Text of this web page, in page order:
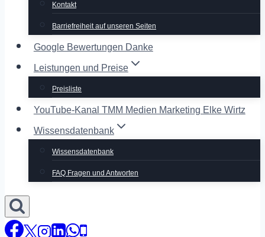
Kontakt
Barriefreiheit auf unseren Seiten
Google Bewertungen Danke
Leistungen und Preise
Preisliste
YouTube-Kanal TMM Medien Marketing Elke Wirtz
Wissensdatenbank
Wissensdatenbank
FAQ Fragen und Antworten